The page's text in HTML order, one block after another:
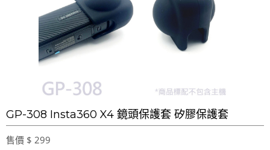
GP-308 Insta360 X4 鏡頭保護套 矽膠保護套
售價 $ 299